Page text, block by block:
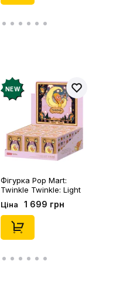
NEW
Фігурка Pop Mart:
Twinkle Twinkle: Light
Up: Scene Sets Series
(Blind Box: 1 з 10)
(Secret Edition),
(21372)
Ціна 1 699 грн